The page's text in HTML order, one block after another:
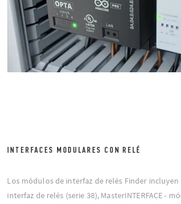
INTERFACES MODULARES CON RELÉ
Los módulos de interfaz de relés Finder
interfaz de relés (serie 38), MasterINTERFACE -